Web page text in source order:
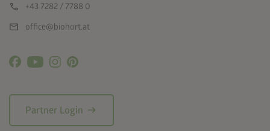
call +43 7282 / 7788 0
mail office@biohort.at
Partner Login arrow_right_alt